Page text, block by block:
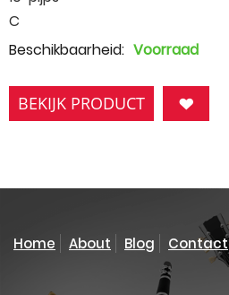
C
Beschikbaarheid: Voorraad
BEKIJK PRODUCT
Home About Blog Contact